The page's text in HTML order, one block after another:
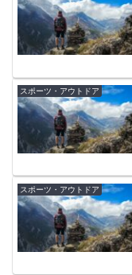
スポーツ・アウトドア
スポーツ・アウトドア